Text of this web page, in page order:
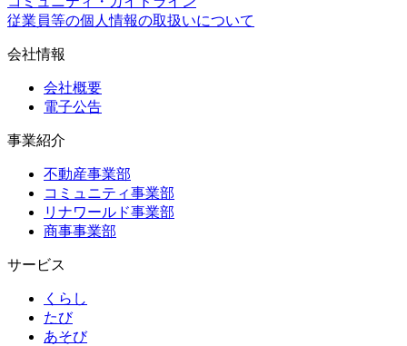
従業員等の個人情報の取扱いについて
会社情報
会社概要
電子公告
事業紹介
不動産事業部
コミュニティ事業部
リナワールド事業部
商事事業部
サービス
くらし
たび
あそび